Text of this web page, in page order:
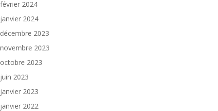
février 2024
janvier 2024
décembre 2023
novembre 2023
octobre 2023
juin 2023
janvier 2023
janvier 2022